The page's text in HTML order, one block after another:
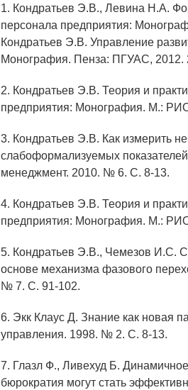
1. Кондратьев Э.В., Левина Н.А.
персонала предприятия:
Кондратьев Э.В. Управление
Монография. Пенза: ПГУАС, 2012.
2. Кондратьев Э.В. Теория и
предприятия: Монография. М.:
3. Кондратьев Э.В. Как измерить
слабоформализуемых
менеджмент. 2010. № 6. С. 8-13.
4. Кондратьев Э.В. Теория и
предприятия: Монография. М.:
5. Кондратьев Э.В., Чемезов И.С.
основе механизма фазового
№ 7. С. 91-102.
6. Экк Клаус Д. Знание как новая
управления. 1998. № 2. С. 8-13.
7. Глазл Ф., Ливехуд Б.
бюрократия могут стать